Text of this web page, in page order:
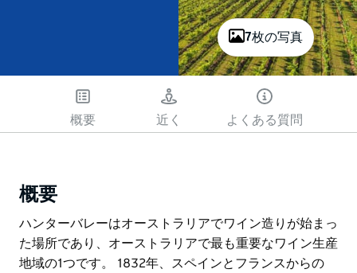
7枚の写真
概要 近く よくある質問
概要
ハンターバレーはオーストラリアでワイン造りが始まっ
た場所であり、オーストラリアで最も重要なワイン生産
地域の1つです。 1832年、スペインとフランスからの